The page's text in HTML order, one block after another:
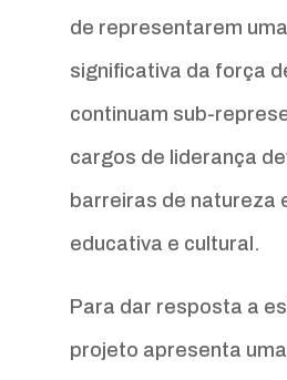
de representarem
significativa da força
continuam sub-
cargos de liderança
barreiras de natureza
educativa e cultural.
Para dar resposta a
projeto apresenta